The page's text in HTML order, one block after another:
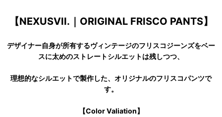
【NEXUSVII.｜ORIGINAL FRISCO PANTS】
デザイナー自身が所有するヴィンテージのフリスコジーンズをベー
スに太めのストレートシルエットは残しつつ、
理想的なシルエットで製作した、オリジナルのフリスコパンツで
す。
【Color Valiation】